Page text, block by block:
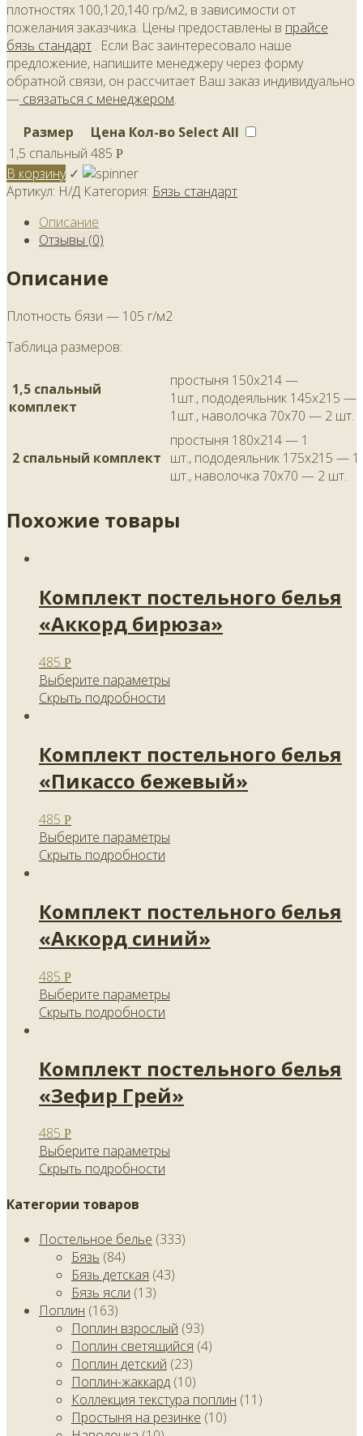
плотностях 100,120,140 гр/м2, в зависимости от
пожелания заказчика. Цены предоставлены в прайсе
бязь стандарт . Если Вас заинтересовало наше
предложение, напишите менеджеру через форму
обратной связи, он рассчитает Ваш заказ индивидуально
— связаться с менеджером.
Размер
Цена Кол-во Select All
1,5 спальный 485 Р
В корзину ✓
Артикул: Н/Д Категория: Бязь стандарт
Описание
Отзывы (0)
Описание
Плотность бязи — 105 г/м2
Таблица размеров:
1,5 спальный
комплект
простыня 150х214 —
1шт., пододеяльник 145х215 —
1шт., наволочка 70х70 — 2 шт.
2 спальный комплект
простыня 180х214 — 1
шт., пододеяльник 175х215 — 1
шт., наволочка 70х70 — 2 шт.
Похожие товары
Комплект постельного белья
«Аккорд бирюза»
485 Р
Выберите параметры
Скрыть подробности
Комплект постельного белья
«Пикассо бежевый»
485 Р
Выберите параметры
Скрыть подробности
Комплект постельного белья
«Аккорд синий»
485 Р
Выберите параметры
Скрыть подробности
Комплект постельного белья
«Зефир Грей»
485 Р
Выберите параметры
Скрыть подробности
Категории товаров
Постельное белье (333)
Бязь (84)
Бязь детская (43)
Бязь ясли (13)
Поплин (163)
Поплин взрослый (93)
Поплин светящийся (4)
Поплин детский (23)
Поплин-жаккард (10)
Коллекция текстура поплин (11)
Простыня на резинке (10)